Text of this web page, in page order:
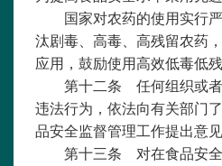
国家对农药的使用实行严
汰剧毒、高毒、高残留农药
应用，鼓励使用高效低毒低残
第十二条 任何组织或者
违法行为，依法向有关部门
品安全监督管理工作提出意见
第十三条 对在食品安全